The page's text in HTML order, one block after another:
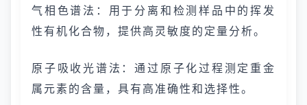
气相色谱法：用于分离和检测样品中的挥发
性有机化合物，提供高灵敏度的定量分析。
原子吸收光谱法：通过原子化过程测定重金
属元素的含量，具有高准确性和选择性。